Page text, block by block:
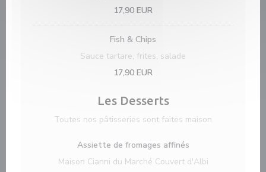
17,90 EUR
Fish & Chips
Sauce tartare, frites, salade
17,90 EUR
Les Desserts
Toutes nos pâtisseries sont faites maison
Assiette de fromages affinés
Maison Cianni du Marché Couvert d'Albi